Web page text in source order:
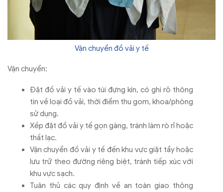
Vận chuyển đồ vải y tế
Vận chuyển:
Đặt đồ vải y tế vào túi đựng kín, có ghi rõ thông
tin về loại đồ vải, thời điểm thu gom, khoa/phòng
sử dụng.
Xếp đặt đồ vải y tế gọn gàng, tránh làm rò rỉ hoặc
thất lạc.
Vận chuyển đồ vải y tế đến khu vực giặt tẩy hoặc
lưu trữ theo đường riêng biệt, tránh tiếp xúc với
khu vực sạch.
Tuân thủ các quy định về an toàn giao thông